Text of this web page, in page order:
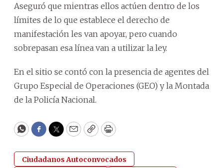
Aseguró que mientras ellos actúen dentro de los
límites de lo que establece el derecho de
manifestación les van apoyar, pero cuando
sobrepasan esa línea van a utilizar la ley.
En el sitio se contó con la presencia de agentes del
Grupo Especial de Operaciones (GEO) y la Montada
de la Policía Nacional.
WhatsApp
Facebook
Twitter
EmailCopyPrint
Ciudadanos Autoconvocados